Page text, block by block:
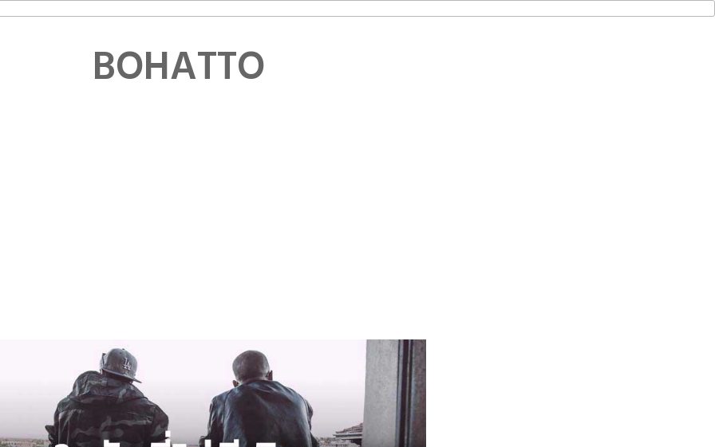
BOHATTO